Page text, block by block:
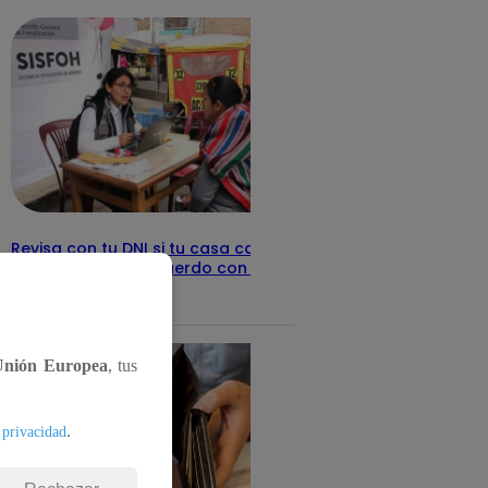
Revisa con tu DNI si tu casa califica
como pobre, de acuerdo con el Sisfoh
Europea, tus
.